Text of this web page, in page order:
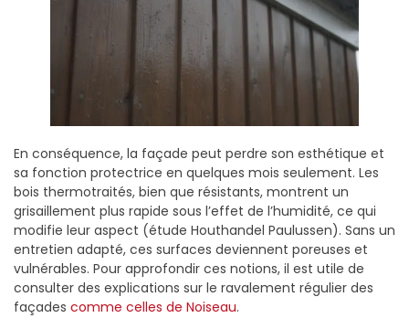
En conséquence, la façade peut perdre son esthétique et
sa fonction protectrice en quelques mois seulement. Les
bois thermotraités, bien que résistants, montrent un
grisaillement plus rapide sous l’effet de l’humidité, ce qui
modifie leur aspect (étude Houthandel Paulussen). Sans un
entretien adapté, ces surfaces deviennent poreuses et
vulnérables. Pour approfondir ces notions, il est utile de
consulter des explications sur le ravalement régulier des
façades comme celles de Noiseau.